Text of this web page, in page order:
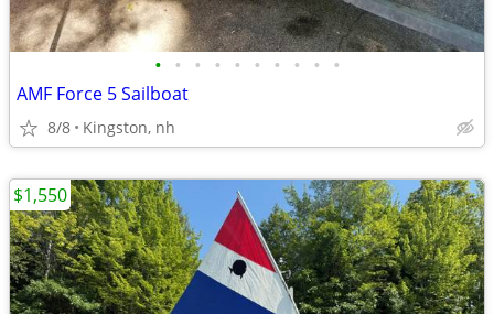
• • • • • • • • • •
AMF Force 5 Sailboat
8/8 Kingston, nh
$1,550